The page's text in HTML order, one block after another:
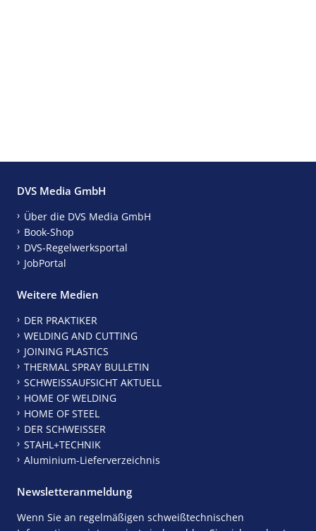
DVS Media GmbH
Über die DVS Media GmbH
Book-Shop
DVS-Regelwerksportal
JobPortal
Weitere Medien
DER PRAKTIKER
WELDING AND CUTTING
JOINING PLASTICS
THERMAL SPRAY BULLETIN
SCHWEISSAUFSICHT AKTUELL
HOME OF WELDING
HOME OF STEEL
DER SCHWEISSER
STAHL+TECHNIK
Aluminium-Lieferverzeichnis
Newsletteranmeldung
Wenn Sie an regelmäßigen schweißtechnischen